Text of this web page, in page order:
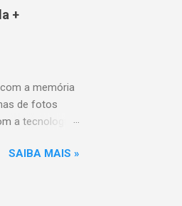
Max e muito
+
a memória
de fotos
a tecnologia
sair muito
SAIBA MAIS »